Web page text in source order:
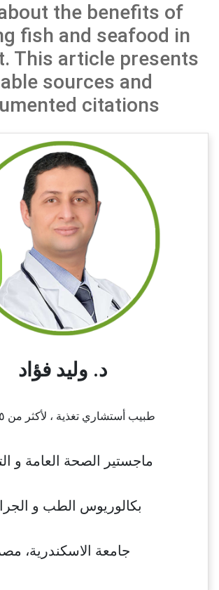
the benefits of
fish and seafood in
This article presents
sources and
citations
د. وليد فؤاد
طبيب أستشاري تغذية ، لأكثر من ١٥ عاما
ماجستير الصحة العامة و
بكالوريوس الطب و
جامعة الاسكندرية،